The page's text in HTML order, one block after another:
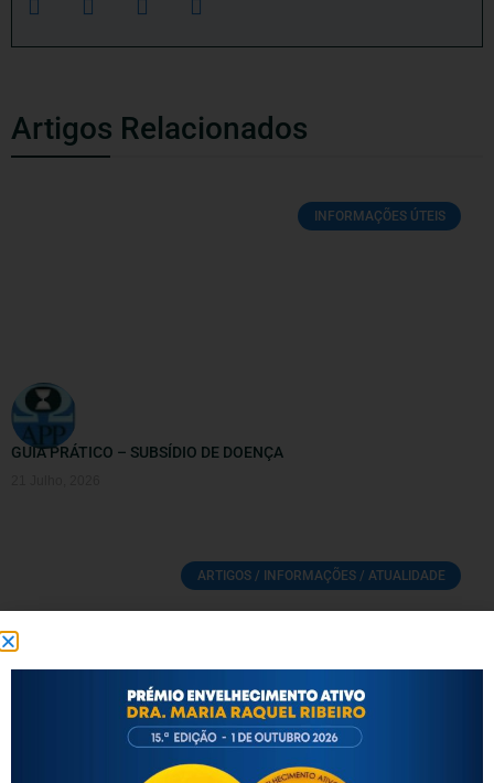
Artigos Relacionados
INFORMAÇÕES ÚTEIS
GUIA PRÁTICO – SUBSÍDIO DE DOENÇA
ARTIGOS / INFORMAÇÕES / ATUALIDADE